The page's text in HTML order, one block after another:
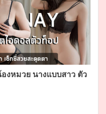
องหมวย นางแบบสาว ตัว